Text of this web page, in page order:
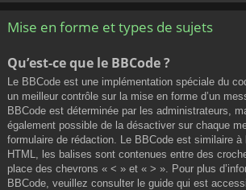
Mise en forme et types de sujets
Qu’est-ce que le BBCode ?
Le BBCode est une implémentation spéciale du
un meilleur contrôle sur la mise en forme d’un
BBCode est déterminée par les administrateurs,
également possible de la désactiver sur chaque
formulaire de rédaction. Le BBCode est similaire à
HTML, les balises sont contenues entre des
place des chevrons « < » et « > ». Pour plus
BBCode, veuillez consulter le guide qui est